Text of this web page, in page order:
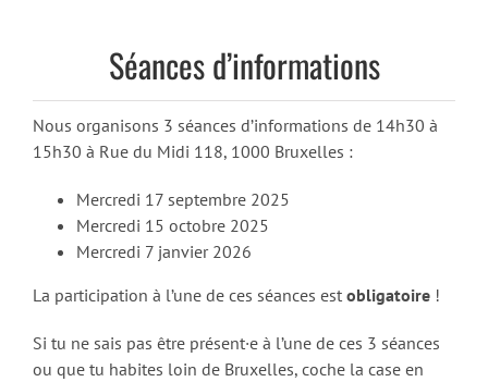
Séances d’informations
Nous organisons 3 séances d’informations de 14h30 à
15h30 à Rue du Midi 118, 1000 Bruxelles :
Mercredi 17 septembre 2025
Mercredi 15 octobre 2025
Mercredi 7 janvier 2026
La participation à l’une de ces séances est obligatoire!
Si tu ne sais pas être présent·e à l’une de ces 3 séances
ou que tu habites loin de Bruxelles, coche la case en